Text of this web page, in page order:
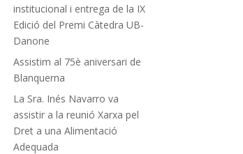
institucional i entrega de la IX
Edició del Premi Càtedra UB-
Danone
Assistim al 75è aniversari de
Blanquerna
La Sra. Inés Navarro va
assistir a la reunió Xarxa pel
Dret a una Alimentació
Adequada